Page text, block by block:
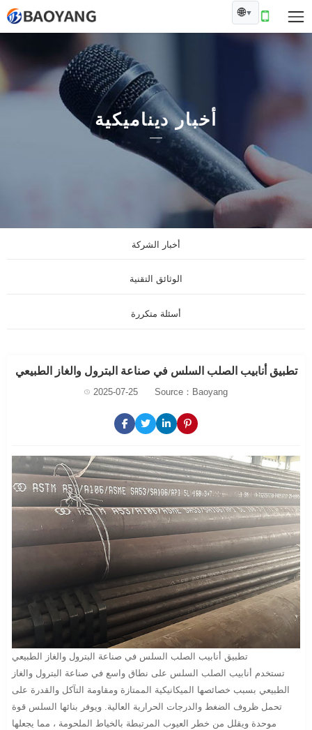
🌐▼
أخبار ديناميكية
أخبار الشركة
الوثائق التقنية
أسئلة متكررة
تطبيق أنابيب الصلب السلس في صناعة البترول والغاز الطبيعي
2025-07-25 Source：Baoyang
تطبيق أنابيب الصلب السلس في صناعة البترول والغاز الطبيعي
تستخدم أنابيب الصلب السلس على نطاق واسع في صناعة البترول والغاز
الطبيعي بسبب خصائصها الميكانيكية الممتازة ومقاومة التآكل والقدرة على
تحمل ظروف الضغط والدرجات الحرارية العالية. ويوفر بنائها السلس قوة
موحدة ويقلل من خطر العيوب المرتبطة بالخياط الملحومة ، مما يجعلها